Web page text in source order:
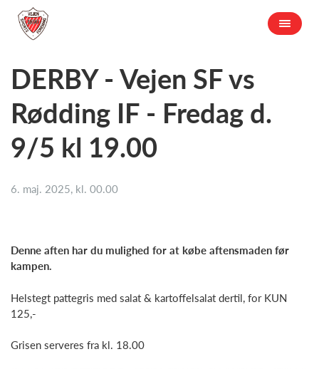
DERBY - Vejen SF vs
Rødding IF - Fredag d.
9/5 kl 19.00
6. maj. 2025, kl. 00.00
Denne aften har du mulighed for at købe aftensmaden før
kampen.
Helstegt pattegris med salat & kartoffelsalat dertil, for KUN
125,-
Grisen serveres fra kl. 18.00